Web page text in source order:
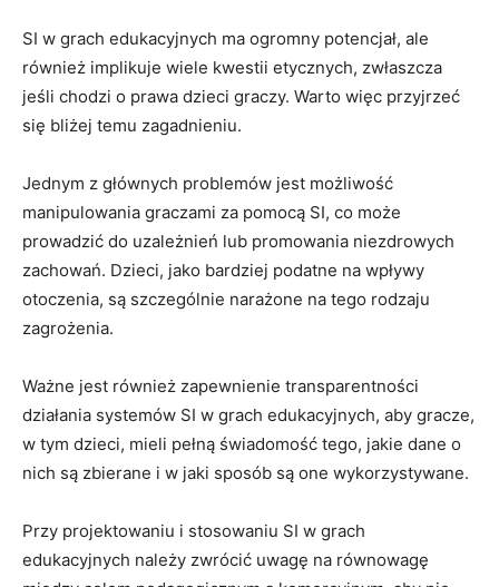
SI⁢ w grach ​edukacyjnych ma ogromny‍ potencjał, ale
również implikuje ‍wiele kwestii etycznych, zwłaszcza
jeśli chodzi ​o prawa dzieci ‌graczy. Warto więc przyjrzeć
się bliżej temu zagadnieniu.
Jednym ⁤z głównych‌ problemów jest ⁢możliwość
manipulowania graczami za‌ pomocą SI, co może
prowadzić do‍ uzależnień lub promowania ​niezdrowych
zachowań.⁤ Dzieci, jako bardziej ⁤podatne na wpływy
otoczenia, ⁢są ​szczególnie⁢ narażone na tego rodzaju
zagrożenia.
Ważne jest również zapewnienie​ transparentności
działania‍ systemów​ SI w grach⁢ edukacyjnych, aby ⁢gracze,
w​ tym dzieci, mieli ⁤pełną świadomość tego,‌ jakie​ dane o ​
nich są zbierane⁣ i w jaki sposób są one wykorzystywane.
Przy projektowaniu i stosowaniu ⁣SI w grach
edukacyjnych należy ⁣zwrócić ​uwagę‍ na ⁤równowagę